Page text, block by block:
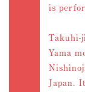
is
Takuhi-
Yama
Japan.